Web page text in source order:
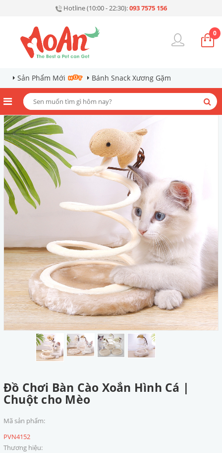
Hotline (10:00 - 22:30):093 7575 156
0
Sản Phẩm Mới Bánh Snack Xương Gặm
Đồ Chơi Bàn Cào Xoắn Hình Cá |
Chuột cho Mèo
Mã sản phẩm:
PVN4152
Thương hiệu: